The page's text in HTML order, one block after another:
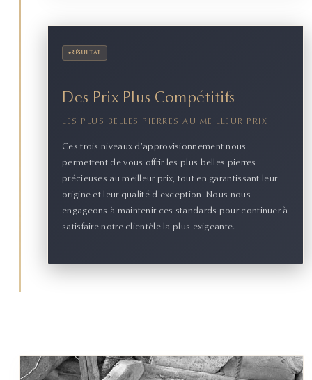
• RÉSULTAT
Des Prix Plus Compétitifs
LES PLUS BELLES PIERRES AU MEILLEUR PRIX
Ces trois niveaux d'approvisionnement nous
permettent de vous offrir les plus belles pierres
précieuses au meilleur prix, tout en garantissant leur
origine et leur qualité d'exception. Nous nous
engageons à maintenir ces standards pour continuer à
satisfaire notre clientèle la plus exigeante.